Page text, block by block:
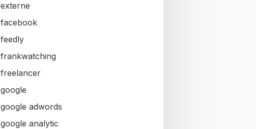
externe
facebook
feedly
frankwatching
freelancer
google
google adwords
google analytic